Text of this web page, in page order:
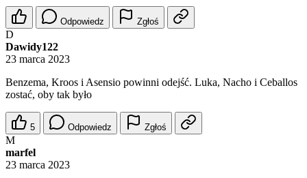
Odpowiedz Zgłoś
D
Dawidy122
23 marca 2023
Benzema, Kroos i Asensio powinni odejść. Luka, Nacho i Ceballos
zostać, oby tak było
5 Odpowiedz Zgłoś
M
marfel
23 marca 2023